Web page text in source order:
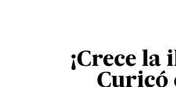
¡Crece la
Curicó